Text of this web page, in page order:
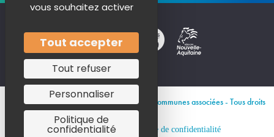
© 2026 Site officiel de Mauléon et de ses communes associées - Tous droits
réservés
Mentions légales Politique de confidentialité
vous souhaitez activer
Tout accepter
Tout refuser
Personnaliser
Politique de
confidentialité